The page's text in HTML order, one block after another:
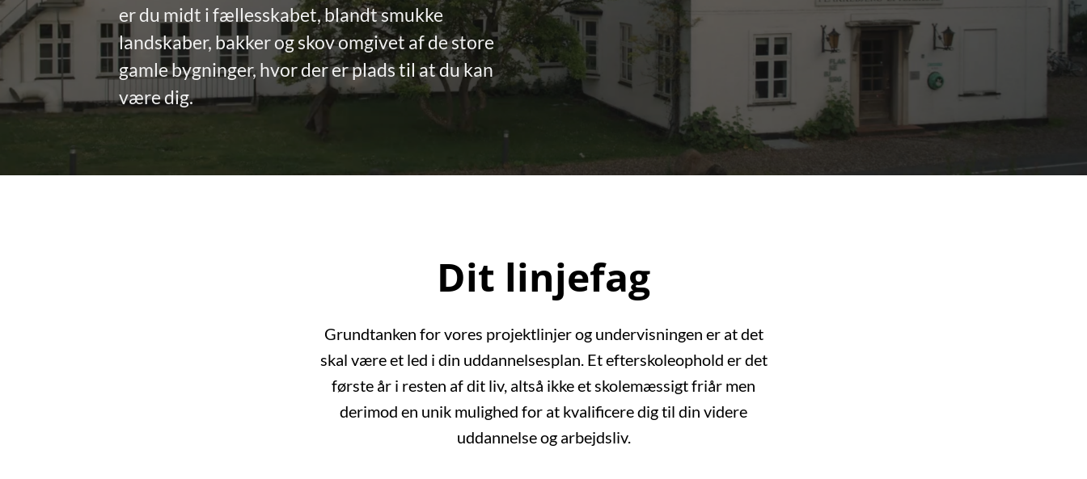
er du midt i fællesskabet, blandt smukke
landskaber, bakker og skov omgivet af de store
gamle bygninger, hvor der er plads til at du kan
være dig.
Dit linjefag
Grundtanken for vores projektlinjer og undervisningen er at det
skal være et led i din uddannelsesplan. Et efterskoleophold er det
første år i resten af dit liv, altså ikke et skolemæssigt friår men
derimod en unik mulighed for at kvalificere dig til din videre
uddannelse og arbejdsliv.